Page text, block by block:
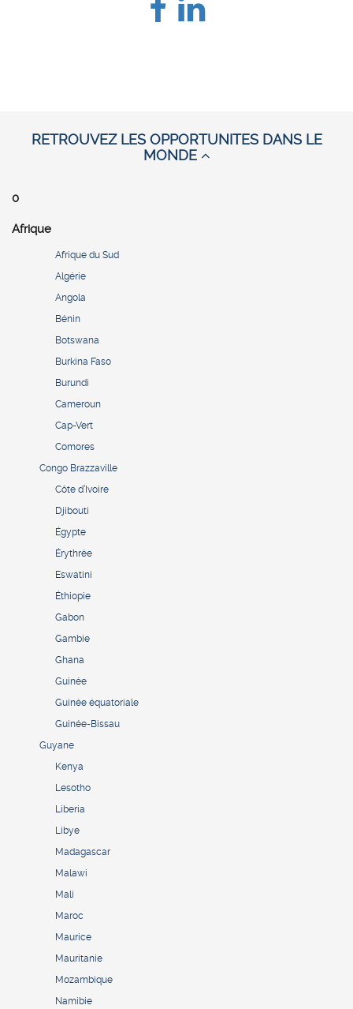
RETROUVEZ LES OPPORTUNITES DANS LE
MONDE
0
Afrique
Afrique du Sud
Algérie
Angola
Bénin
Botswana
Burkina Faso
Burundi
Cameroun
Cap-Vert
Comores
Congo Brazzaville
Côte d’Ivoire
Djibouti
Égypte
Érythrée
Eswatini
Éthiopie
Gabon
Gambie
Ghana
Guinée
Guinée équatoriale
Guinée-Bissau
Guyane
Kenya
Lesotho
Liberia
Libye
Madagascar
Malawi
Mali
Maroc
Maurice
Mauritanie
Mozambique
Namibie